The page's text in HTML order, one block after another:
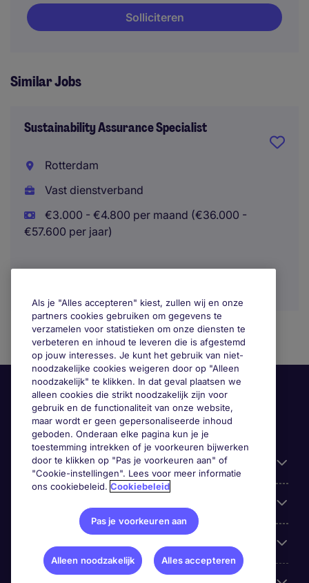
Solliciteren
Similar Jobs
Sustainability Assurance Specialist
Rotterdam
Vast dienstverband
€3.000 - €4.800 per maand (€36.000 -
€57.600 per jaar)
Handige informatie
Google Rating
Als je "Alles accepteren" kiest, zullen wij en onze
partners cookies gebruiken om gegevens te
verzamelen voor statistieken om onze diensten te
verbeteren en inhoud te leveren die is afgestemd
op jouw interesses. Je kunt het gebruik van niet-
noodzakelijke cookies weigeren door op "Alleen
noodzakelijk" te klikken. In dat geval plaatsen we
alleen cookies die strikt noodzakelijk zijn voor
gebruik en de functionaliteit van onze website,
maar wordt er geen gepersonaliseerde inhoud
geboden. Onderaan elke pagina kun je je
toestemming intrekken of je voorkeuren bijwerken
door te klikken op "Pas je voorkeuren aan" of
"Cookie-instellingen". Lees voor meer informatie
ons cookiebeleid. Cookiebeleid
Pas je voorkeuren aan
Alleen noodzakelijk Alles accepteren